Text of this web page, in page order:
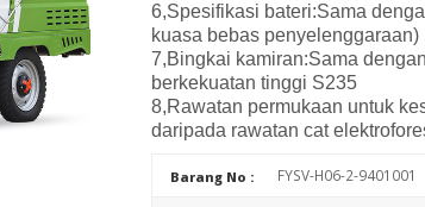
6,Spesifikasi bateri:Sama
kuasa bebas penyelenggaraan)
7,Bingkai kamiran:Sama
berkekuatan tinggi S235
8,Rawatan permukaan untuk
daripada rawatan cat
Barang No : FYSV-H06-2-9401001